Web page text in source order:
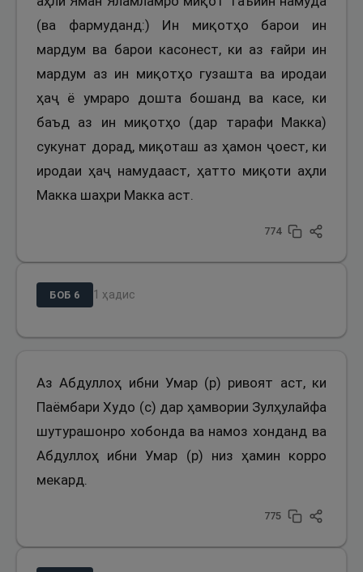
(ва фармуданд:) Ин миқотҳо барои ин
мардум ва барои касонест, ки аз ғайри ин
мардум аз ин миқотҳо гузашта ва иродаи
ҳаҷ ё умраро дошта бошанд ва касе, ки
баъд аз ин миқотҳо (дар тарафи Макка)
сукунат дорад, миқоташ аз ҳамон ҷоест, ки
иродаи ҳаҷ намудааст, ҳатто миқоти аҳли
Макка шаҳри Макка аст.
774
БОБ 6 1 ҳадис
Аз Абдуллоҳ ибни Умар (р) ривоят аст, ки
Паёмбари Худо (с) дар ҳамвории Зулҳулайфа
шутурашонро хобонда ва намоз хонданд ва
Абдуллоҳ ибни Умар (р) низ ҳамин корро
мекард.
775